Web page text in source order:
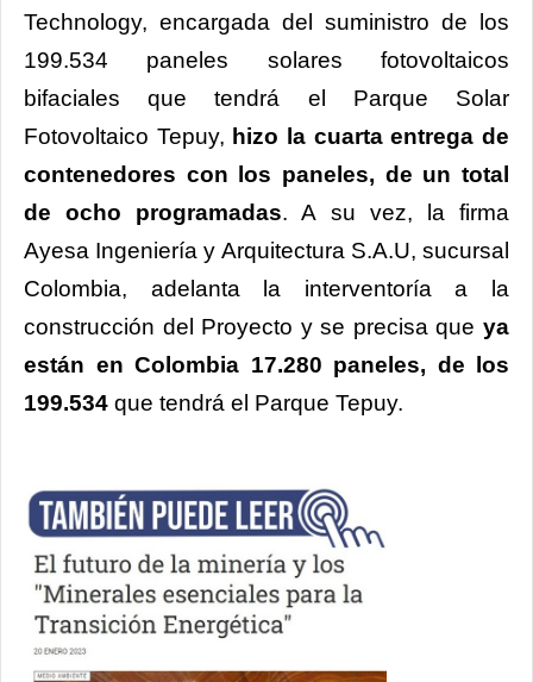
Technology, encargada del suministro de los
199.534 paneles solares fotovoltaicos
bifaciales que tendrá el Parque Solar
Fotovoltaico Tepuy, hizo la cuarta entrega de
contenedores con los paneles, de un total
de ocho programadas. A su vez, la firma
Ayesa Ingeniería y Arquitectura S.A.U, sucursal
Colombia, adelanta la interventoría a la
construcción del Proyecto y se precisa que ya
están en Colombia 17.280 paneles, de los
199.534 que tendrá el Parque Tepuy.